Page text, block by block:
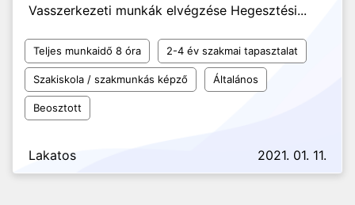
Vasszerkezeti munkák elvégzése Hegesztési...
Teljes munkaidő 8 óra 2-4 év szakmai tapasztalat
Szakiskola / szakmunkás képző Általános
Beosztott
Lakatos 2021. 01. 11.